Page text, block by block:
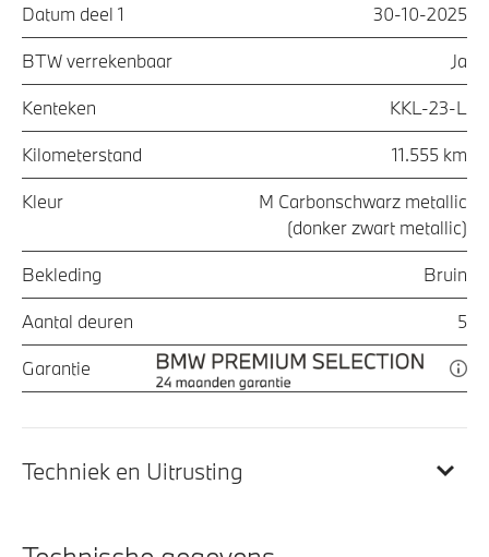
Datum deel 1 30-10-2025
BTW verrekenbaar Ja
Kenteken KKL-23-L
Kilometerstand 11.555 km
Kleur
M Carbonschwarz metallic
(donker zwart metallic)
Bekleding Bruin
Aantal deuren 5
Garantie
Techniek en Uitrusting